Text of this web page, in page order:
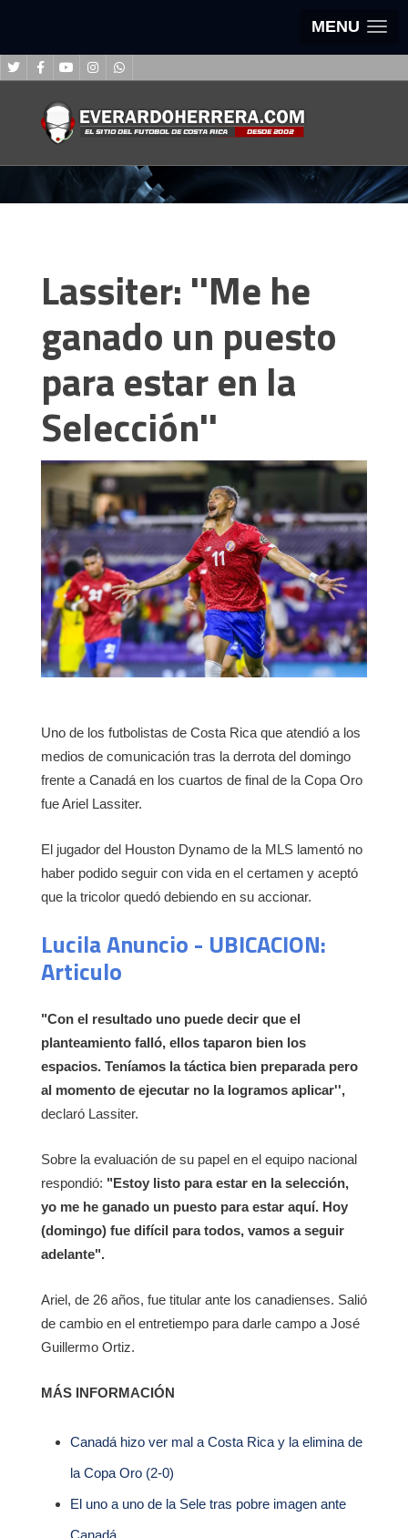
MENU
Lassiter: ''Me he
ganado un puesto
para estar en la
Selección''
Uno de los futbolistas de Costa Rica que atendió a los
medios de comunicación tras la derrota del domingo
frente a Canadá en los cuartos de final de la Copa Oro
fue Ariel Lassiter.
El jugador del Houston Dynamo de la MLS lamentó no
haber podido seguir con vida en el certamen y aceptó
que la tricolor quedó debiendo en su accionar.
Lucila Anuncio - UBICACION:
Articulo
"Con el resultado uno puede decir que el
planteamiento falló, ellos taparon bien los
espacios. Teníamos la táctica bien preparada pero
al momento de ejecutar no la logramos aplicar'',
declaró Lassiter.
Sobre la evaluación de su papel en el equipo nacional
respondió: "Estoy listo para estar en la selección,
yo me he ganado un puesto para estar aquí. Hoy
(domingo) fue difícil para todos, vamos a seguir
adelante".
Ariel, de 26 años, fue titular ante los canadienses. Salió
de cambio en el entretiempo para darle campo a José
Guillermo Ortiz.
MÁS INFORMACIÓN
Canadá hizo ver mal a Costa Rica y la elimina de
la Copa Oro (2-0)
El uno a uno de la Sele tras pobre imagen ante
Canadá